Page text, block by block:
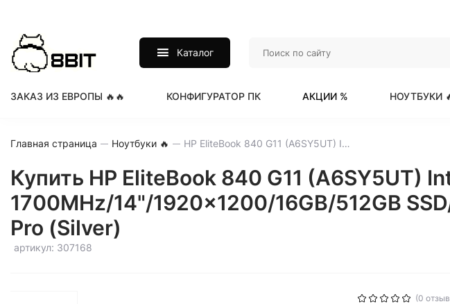
Каталог
ЗАКАЗ ИЗ ЕВРОПЫ 🔥🔥 КОНФИГУРАТОР ПК АКЦИИ % НОУТБУКИ
Главная страница Ноутбуки 🔥 HP EliteBook 840 G11 (A6SY5UT) Intel Core Ultra 7 155U 1700MHz/14"/1920x1200/16GB/512GB SSD/Intel Graphics/Wi-Fi/Bluetooth/Windows 11 Pro (Silver)
Купить HP EliteBook 840 G11 (A6SY5UT)
1700MHz/14"/1920x1200/16GB/512GB
Pro (Silver)
артикул: 307168
(0